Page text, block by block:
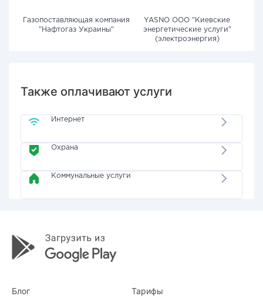
Газопоставляющая компания
"Нафтогаз Украины"
YASNO OOO "Киевские
энергетические услуги"
(электроэнергия)
Также оплачивают услуги
Интернет
Охрана
Коммунальные услуги
Блог Тарифы